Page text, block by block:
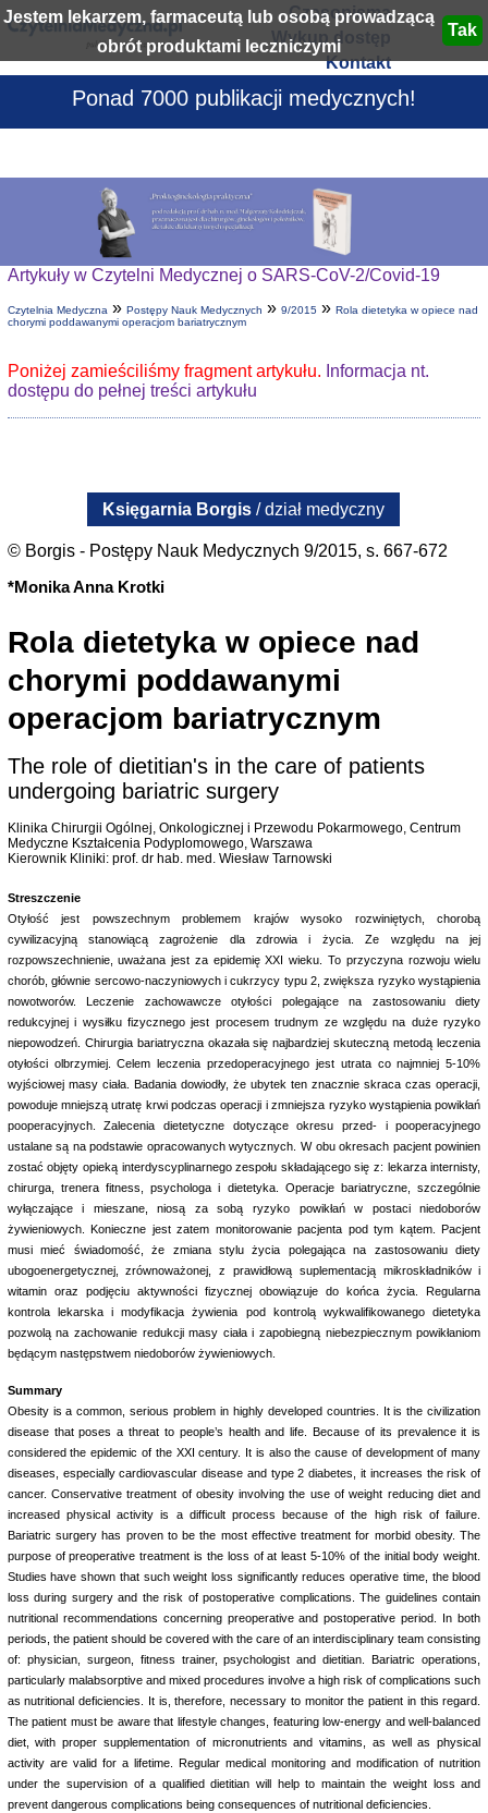
Jestem lekarzem, farmaceutą lub osobą prowadzącą
obrót produktami leczniczymi
Czasopisma
Wykup dostęp
Kontakt
Ponad 7000 publikacji medycznych!
Artykuły w Czytelni Medycznej o SARS-CoV-2/Covid-19
Czytelnia Medyczna» Postępy Nauk Medycznych » 9/2015» Rola dietetyka w opiece nad
chorymi poddawanymi operacjom bariatrycznym
Poniżej zamieściliśmy fragment artykułu. Informacja nt.
dostępu do pełnej treści artykułu
Księgarnia Borgis / dział medyczny
© Borgis - Postępy Nauk Medycznych 9/2015, s. 667-672
*Monika Anna Krotki
Rola dietetyka w opiece nad
chorymi poddawanymi
operacjom bariatrycznym
The role of dietitian's in the care of patients
undergoing bariatric surgery
Klinika Chirurgii Ogólnej, Onkologicznej i Przewodu Pokarmowego, Centrum
Medyczne Kształcenia Podyplomowego, Warszawa
Kierownik Kliniki: prof. dr hab. med. Wiesław Tarnowski
Streszczenie
Otyłość jest powszechnym problemem krajów wysoko rozwiniętych, chorobą
cywilizacyjną stanowiącą zagrożenie dla zdrowia i życia. Ze względu na jej
rozpowszechnienie, uważana jest za epidemię XXI wieku. To przyczyna rozwoju wielu
chorób, głównie sercowo-naczyniowych i cukrzycy typu 2, zwiększa ryzyko wystąpienia
nowotworów. Leczenie zachowawcze otyłości polegające na zastosowaniu diety
redukcyjnej i wysiłku fizycznego jest procesem trudnym ze względu na duże ryzyko
niepowodzeń. Chirurgia bariatryczna okazała się najbardziej skuteczną metodą leczenia
otyłości olbrzymiej. Celem leczenia przedoperacyjnego jest utrata co najmniej 5-10%
wyjściowej masy ciała. Badania dowiodły, że ubytek ten znacznie skraca czas operacji,
powoduje mniejszą utratę krwi podczas operacji i zmniejsza ryzyko wystąpienia powikłań
pooperacyjnych. Zalecenia dietetyczne dotyczące okresu przed- i pooperacyjnego
ustalane są na podstawie opracowanych wytycznych. W obu okresach pacjent powinien
zostać objęty opieką interdyscyplinarnego zespołu składającego się z: lekarza internisty,
chirurga, trenera fitness, psychologa i dietetyka. Operacje bariatryczne, szczególnie
wyłączające i mieszane, niosą za sobą ryzyko powikłań w postaci niedoborów
żywieniowych. Konieczne jest zatem monitorowanie pacjenta pod tym kątem. Pacjent
musi mieć świadomość, że zmiana stylu życia polegająca na zastosowaniu diety
ubogoenergetycznej, zrównoważonej, z prawidłową suplementacją mikroskładników i
witamin oraz podjęciu aktywności fizycznej obowiązuje do końca życia. Regularna
kontrola lekarska i modyfikacja żywienia pod kontrolą wykwalifikowanego dietetyka
pozwolą na zachowanie redukcji masy ciała i zapobiegną niebezpiecznym powikłaniom
będącym następstwem niedoborów żywieniowych.
Summary
Obesity is a common, serious problem in highly developed countries. It is the civilization
disease that poses a threat to people’s health and life. Because of its prevalence it is
considered the epidemic of the XXI century. It is also the cause of development of many
diseases, especially cardiovascular disease and type 2 diabetes, it increases the risk of
cancer. Conservative treatment of obesity involving the use of weight reducing diet and
increased physical activity is a difficult process because of the high risk of failure.
Bariatric surgery has proven to be the most effective treatment for morbid obesity. The
purpose of preoperative treatment is the loss of at least 5-10% of the initial body weight.
Studies have shown that such weight loss significantly reduces operative time, the blood
loss during surgery and the risk of postoperative complications. The guidelines contain
nutritional recommendations concerning preoperative and postoperative period. In both
periods, the patient should be covered with the care of an interdisciplinary team consisting
of: physician, surgeon, fitness trainer, psychologist and dietitian. Bariatric operations,
particularly malabsorptive and mixed procedures involve a high risk of complications such
as nutritional deficiencies. It is, therefore, necessary to monitor the patient in this regard.
The patient must be aware that lifestyle changes, featuring low-energy and well-balanced
diet, with proper supplementation of micronutrients and vitamins, as well as physical
activity are valid for a lifetime. Regular medical monitoring and modification of nutrition
under the supervision of a qualified dietitian will help to maintain the weight loss and
prevent dangerous complications being consequences of nutritional deficiencies.